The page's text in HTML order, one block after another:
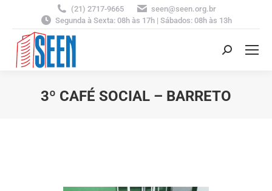
(21) 2717-9665
seen@seen.org.br
Segunda à Sexta: 08h às 17h | Sábados: 08h às 13h
Search:
3º CAFÉ SOCIAL – BARRETO